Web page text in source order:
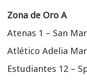
Zona de Oro A
Atenas 1 – San
Atlético Adelia
Estudiantes 12 –